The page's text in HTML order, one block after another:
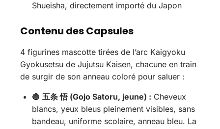
Shueisha, directement importé du Japon
Contenu des Capsules
4 figurines mascotte tirées de l’arc Kaigyoku
Gyokusetsu de Jujutsu Kaisen, chacune en train
de surgir de son anneau coloré pour saluer :
🔵 五条 悟 (Gojo Satoru, jeune) : Cheveux
blancs, yeux bleus pleinement visibles, sans
bandeau, uniforme scolaire, anneau bleu. La